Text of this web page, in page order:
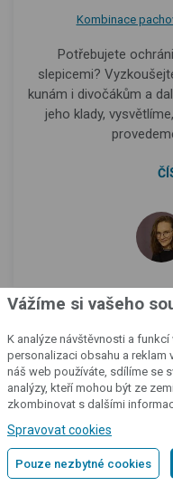
Kombinace
Potřebujete
slepicemi?
kunám i divočákům a
jeho klady,
Potřebujete
Sada DRIVE pachový
Vážíme si vašeho
K analýze návštěvnosti a
personalizaci obsahu a reklam
náš web používáte, sdílíme se
analýzy, kteří mohou být ze
zkombinovat s dalšími
Spravovat cookies
Pouze nezbytné cookies